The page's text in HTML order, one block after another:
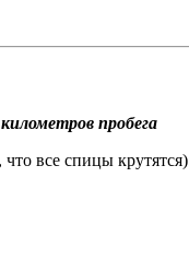
пробега
все спицы крутятся)